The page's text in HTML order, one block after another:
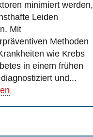
minimiert werden,
Leiden
Mit
Methoden
wie Krebs
in einem frühen
und...